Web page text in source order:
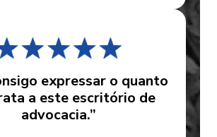
expressar o quanto
a este escritório de
advocacia.”